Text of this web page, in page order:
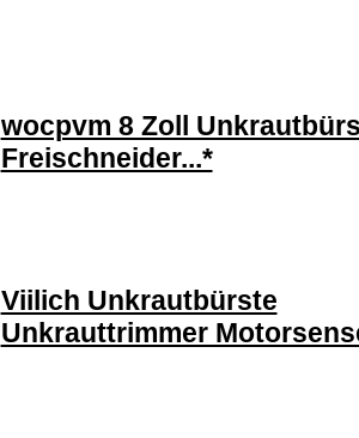
wocpvm 8 Zoll
Freischneider...*
Viilich Unkrautbürste
Unkrauttrimmer